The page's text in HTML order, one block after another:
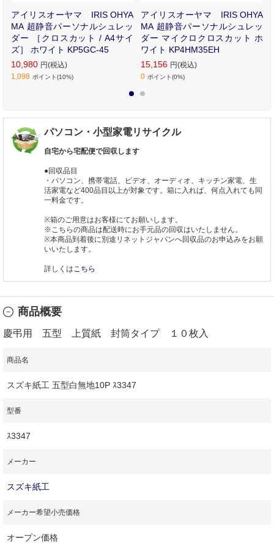
アイリスオーヤマ IRIS OHYA
MA 超静音パーソナルシュレッ
ダー ［クロスカット / A4サイ
ズ］ ホワイト KP5GC-45
10,980 円(税込)
1,098 ポイント(10%)
アイリスオーヤマ IRIS OHYA
MA 超静音パーソナルシュレッ
ダー マイクロクロスカット ホ
ワイト KP4HM35EH
15,156 円(税込)
0 ポイント(0%)
パソコン・小型家電リサイクル
自宅から宅配便で回収します
●回収品目
・パソコン、携帯電話、ビデオ、オーディオ、キッチン家電、生
活家電など400品目以上が対象です。箱に入れば、何点入れても同
一料金です。
※箱のご用意はお客様にてお願いします。
※こちらの商品は配送時にお手元品の回収はいたしません。
※本商品到着後に別途リネットジャパンへ回収品のお申込みをお願
いいたします。
詳しくは こちら
商品概要
慶弔用 五型 上質紙 封筒タイプ １０枚入
商品名
スズキ紙工 五型白無地10P ｽ3347
型番
ｽ3347
メーカー
スズキ紙工
メーカー希望小売価格
オープン価格